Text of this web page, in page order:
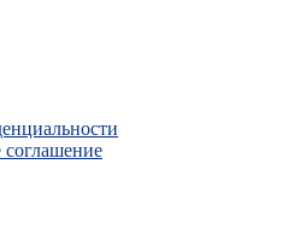
соглашение